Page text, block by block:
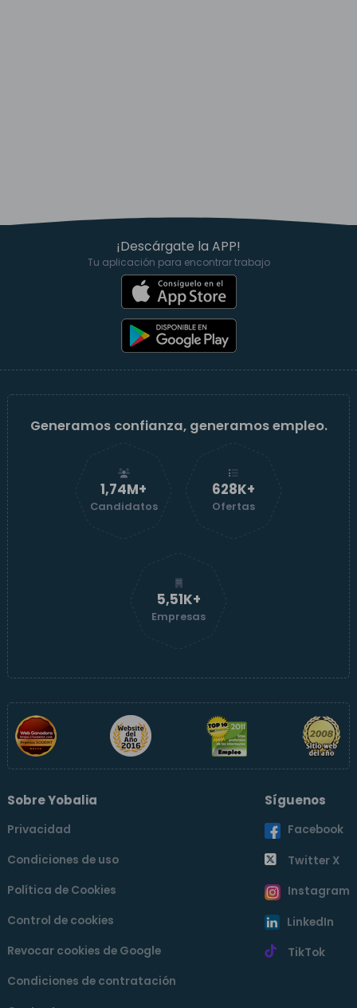
¡Descárgate la APP!
Tu aplicación para encontrar trabajo
Generamos confianza, generamos empleo.
1,74M+
Candidatos
629K+
Ofertas
5,52K+
Empresas
Sobre Yobalia
Privacidad
Condiciones de uso
Política de Cookies
Control de cookies
Revocar cookies de Google
Condiciones de contratación
Síguenos
Facebook
Twitter X
Instagram
LinkedIn
TikTok